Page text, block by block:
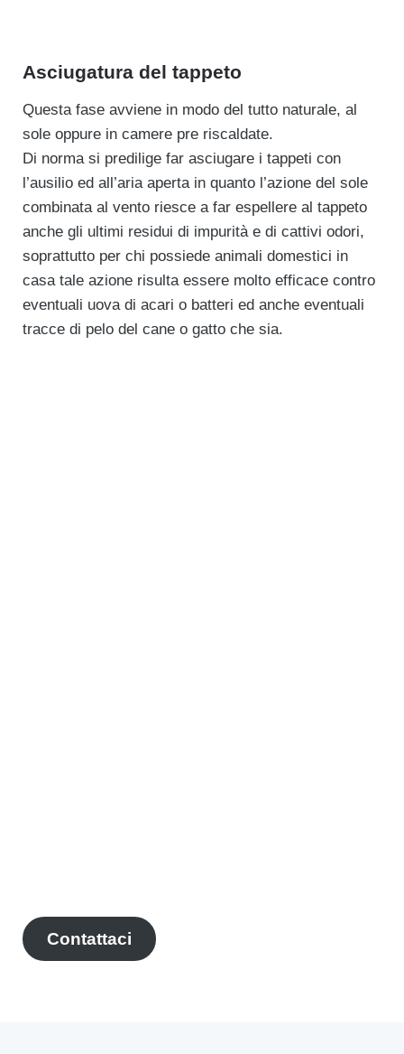
Asciugatura del tappeto
Questa fase avviene in modo del tutto naturale, al
sole oppure in camere pre riscaldate.
Di norma si predilige far asciugare i tappeti con
l’ausilio ed all’aria aperta in quanto l’azione del sole
combinata al vento riesce a far espellere al tappeto
anche gli ultimi residui di impurità e di cattivi odori,
soprattutto per chi possiede animali domestici in
casa tale azione risulta essere molto efficace contro
eventuali uova di acari o batteri ed anche eventuali
tracce di pelo del cane o gatto che sia.
Contattaci